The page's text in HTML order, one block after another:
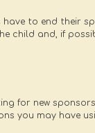
have to end their
child and, if
for new
you may have